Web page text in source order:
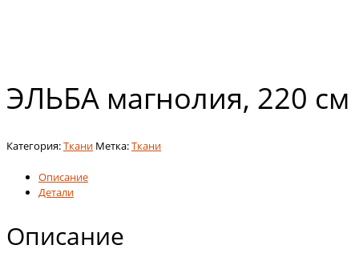
ЭЛЬБА магнолия, 220 см
Категория:Ткани Метка:Ткани
Описание
Детали
Описание